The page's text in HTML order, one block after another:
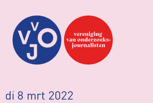
di 8 mrt 2022